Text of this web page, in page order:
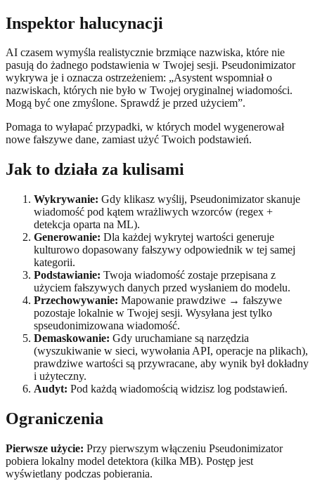
Inspektor halucynacji
AI czasem wymyśla realistycznie brzmiące nazwiska, które nie
pasują do żadnego podstawienia w Twojej sesji. Pseudonimizator
wykrywa je i oznacza ostrzeżeniem: „Asystent wspomniał o
nazwiskach, których nie było w Twojej oryginalnej wiadomości.
Mogą być one zmyślone. Sprawdź je przed użyciem”.
Pomaga to wyłapać przypadki, w których model wygenerował
nowe fałszywe dane, zamiast użyć Twoich podstawień.
Jak to działa za kulisami
Wykrywanie: Gdy klikasz wyślij, Pseudonimizator skanuje
wiadomość pod kątem wrażliwych wzorców (regex +
detekcja oparta na ML).
Generowanie: Dla każdej wykrytej wartości generuje
kulturowo dopasowany fałszywy odpowiednik w tej samej
kategorii.
Podstawianie: Twoja wiadomość zostaje przepisana z
użyciem fałszywych danych przed wysłaniem do modelu.
Przechowywanie: Mapowanie prawdziwe → fałszywe
pozostaje lokalnie w Twojej sesji. Wysyłana jest tylko
spseudonimizowana wiadomość.
Demaskowanie: Gdy uruchamiane są narzędzia
(wyszukiwanie w sieci, wywołania API, operacje na plikach),
prawdziwe wartości są przywracane, aby wynik był dokładny
i użyteczny.
Audyt: Pod każdą wiadomością widzisz log podstawień.
Ograniczenia
Pierwsze użycie: Przy pierwszym włączeniu Pseudonimizator
pobiera lokalny model detektora (kilka MB). Postęp jest
wyświetlany podczas pobierania.